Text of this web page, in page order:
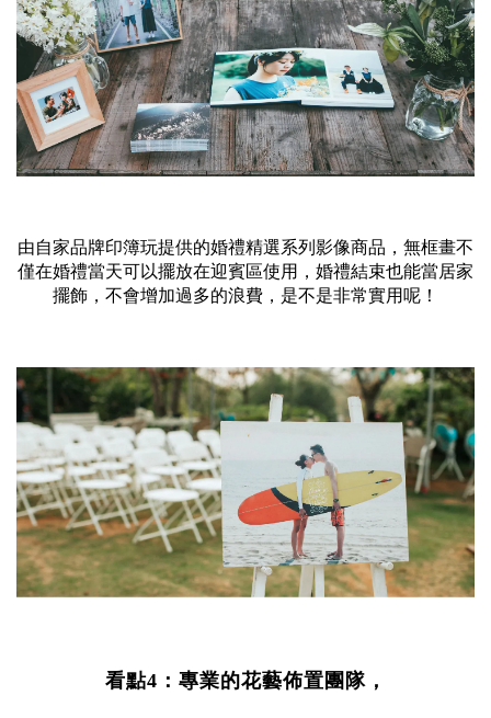
由自家品牌印簿玩提供的婚禮精選系列影像商品，無框畫不
僅在婚禮當天可以擺放在迎賓區使用， 婚禮結束也能當居家
擺飾，不會增加過多的浪費，是不是非常實用呢！
看點4：專業的花藝佈置團隊，